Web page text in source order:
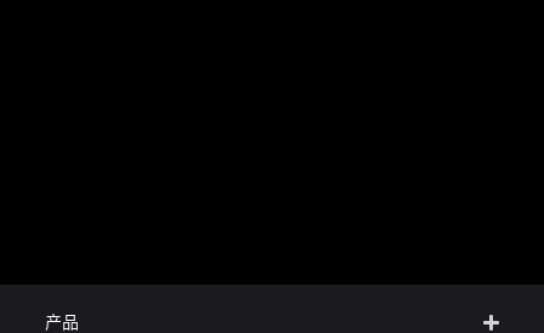
产品